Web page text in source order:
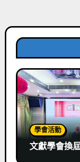
學會活動
文獻學會換